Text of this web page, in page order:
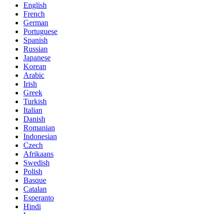
English
French
German
Portuguese
Spanish
Russian
Japanese
Korean
Arabic
Irish
Greek
Turkish
Italian
Danish
Romanian
Indonesian
Czech
Afrikaans
Swedish
Polish
Basque
Catalan
Esperanto
Hindi